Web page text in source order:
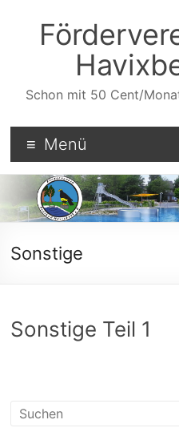
wechseln
Schon mit 50 Cent/
Menü
Sonstige
Sonstige Teil 1